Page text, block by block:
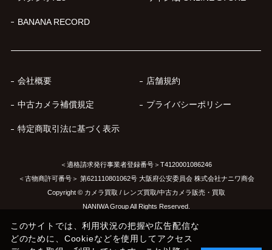
BANANA RECORD
会社概要 店舗規約
中古カメラ補償規定 プライバシーポリシー
特定商取引法に基づく表示
＜適格請求発行事業者登録番号＞T4120001086246
＜古物商許可番号＞ 第621110801062号 大阪府公安委員会 株式会社ナニワ商会
Copyright © カメラ買取 / レンズ買取/中古カメラ販売・買取
NANIWA Group All Rights Reserved.
このサイトでは、利用状況の把握や広告配信な
どのために、Cookieなどを使用してアクセス